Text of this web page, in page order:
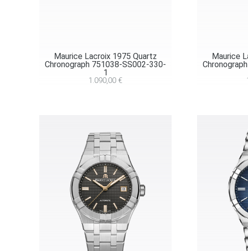
Maurice Lacroix 1975 Quartz
Chronograph 751038-SS002-330-
1
1.090,00€
Maurice